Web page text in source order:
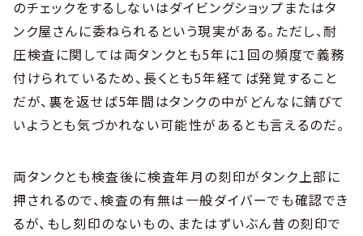
のチェックをするしないはダイビングショップまたはタ
ンク屋さんに委ねられるという現実がある。ただし、耐
圧検査に関しては両タンクとも5年に1回の頻度で義務
付けられているため、長くとも5年経てば発覚すること
だが、裏を返せば5年間はタンクの中がどんなに錆びて
いようとも気づかれない可能性があるとも言えるのだ。
両タンクとも検査後に検査年月の刻印がタンク上部に
押されるので、検査の有無は一般ダイバーでも確認でき
るが、もし刻印のないもの、またはずいぶん昔の刻印で